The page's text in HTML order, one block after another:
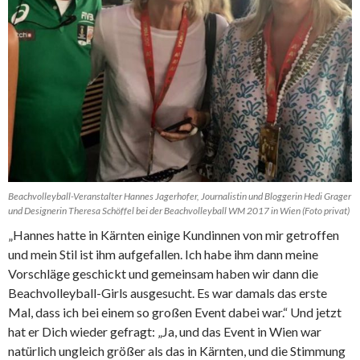
Beachvolleyball-Veranstalter Hannes Jagerhofer, Journalistin und Bloggerin Hedi Grager
und Designerin Theresa Schöffel bei der Beachvolleyball WM 2017 in Wien (Foto privat)
„Hannes hatte in Kärnten einige Kundinnen von mir getroffen
und mein Stil ist ihm aufgefallen. Ich habe ihm dann meine
Vorschläge geschickt und gemeinsam haben wir dann die
Beachvolleyball-Girls ausgesucht. Es war damals das erste
Mal, dass ich bei einem so großen Event dabei war.“ Und jetzt
hat er Dich wieder gefragt: „Ja, und das Event in Wien war
natürlich ungleich größer als das in Kärnten, und die Stimmung